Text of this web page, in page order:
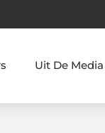
Uit De Media